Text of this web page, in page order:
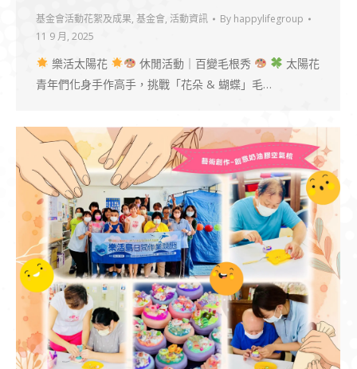
基金會活動花絮及成果, 基金會, 活動資訊 By happylifegroup
11 9 月, 2025
樂活太陽花 休閒活動｜百變毛根秀
太陽花
青年們化身手作高手，挑戰「花朵 & 蝴蝶」毛…